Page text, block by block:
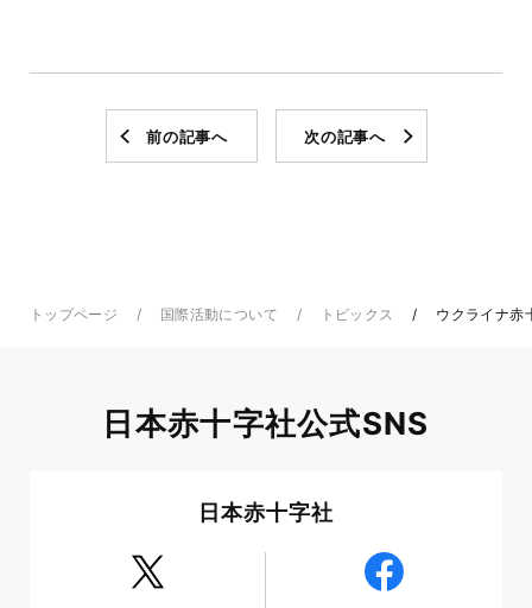
前の記事へ 次の記事へ
トップページ 国際活動について トピックス ウクライナ赤
日本赤十字社公式SNS
日本赤十字社